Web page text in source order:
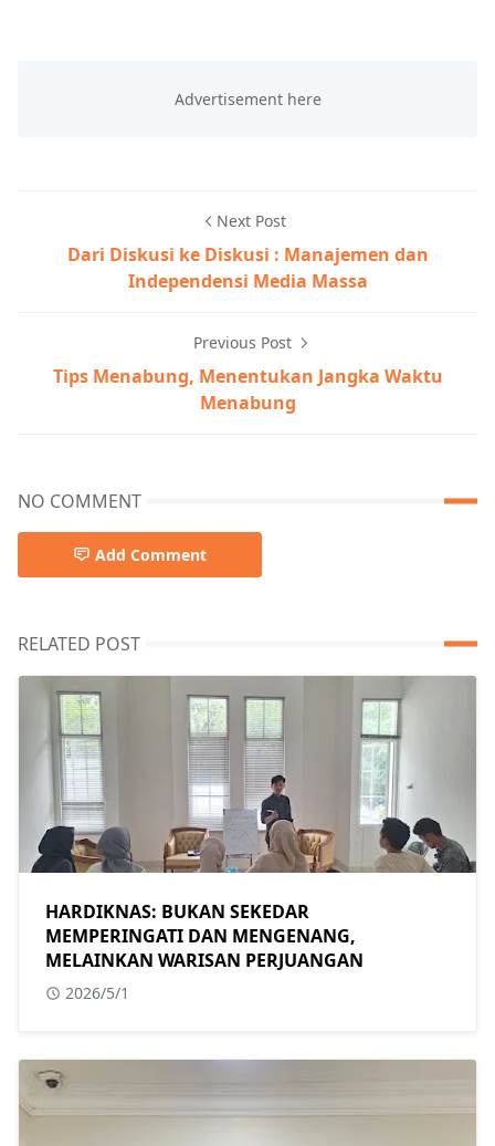
Next Post
Dari Diskusi ke Diskusi : Manajemen dan
Independensi Media Massa
Previous Post
Tips Menabung, Menentukan Jangka Waktu
Menabung
NO COMMENT
Add Comment
RELATED POST
HARDIKNAS: BUKAN SEKEDAR
MEMPERINGATI DAN MENGENANG,
MELAINKAN WARISAN PERJUANGAN
2026/5/1